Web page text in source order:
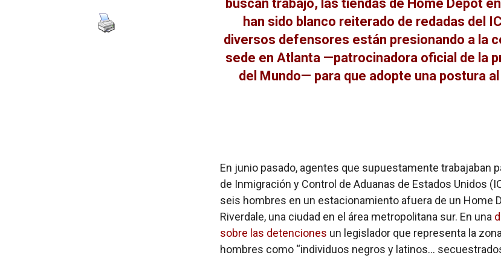
buscan trabajo, las tiendas de Home Depot
han sido blanco reiterado de redadas del
diversos defensores están presionando a la
sede en Atlanta —patrocinadora oficial de la
del Mundo— para que adopte una postura
En junio pasado, agentes que supuestamente trabajaban
de Inmigración y Control de Aduanas de Estados Unidos
seis hombres en un estacionamiento afuera de un Home
Riverdale, una ciudad en el área metropolitana sur. En una
sobre las detenciones un legislador que representa la
hombres como “individuos negros y latinos…